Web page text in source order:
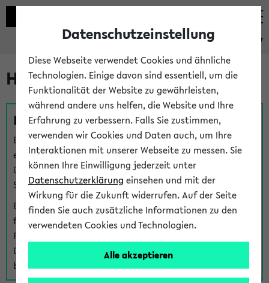
eKVV
Hilfe & Kontakt
Fragen zu einzelnen Veranstaltungen
Bei inhaltlichen und organisatorischen Fragen zu
einzelnen Veranstaltungen finden Sie Ansprechpersonen
über denFragen-Link bei jeder Veranstaltung. Der BIS
Support kann hier meist keine direkte Hilfe leisten.
Bei Veranstaltungen mit eKVV Teilnahmemanagement
finden Sie eine Auskunft über die Personen, die Ihre
Platzzuteilung im eKVV eingetragen haben, auf der
Detailseite zum Teilnahmemanagement der
betreffenden Veranstaltung.
Datenschutzeinstellung
Diese Webseite verwendet Cookies und ähnliche
Technologien. Einige davon sind essentiell, um die
Funktionalität der Website zu gewährleisten,
während andere uns helfen, die Website und Ihre
Erfahrung zu verbessern. Falls Sie zustimmen,
verwenden wir Cookies und Daten auch, um Ihre
Interaktionen mit unserer Webseite zu messen. Sie
können Ihre Einwilligung jederzeit unter
Datenschutzerklärung einsehen und mit der
Wirkung für die Zukunft widerrufen. Auf der Seite
finden Sie auch zusätzliche Informationen zu den
verwendeten Cookies und Technologien.
Alle akzeptieren